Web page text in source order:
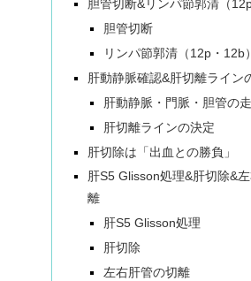
胆管切断&リンパ節郭清（
胆管切断
リンパ節郭清（12p・12b）
肝動静脈確認&肝切離ライン
肝動静脈・門脈・胆管の
肝切離ラインの決定
肝切除は「出血との勝負」
肝S5 Glisson処理&肝切除&
離
肝S5 Glisson処理
肝切除
左右肝管の切離